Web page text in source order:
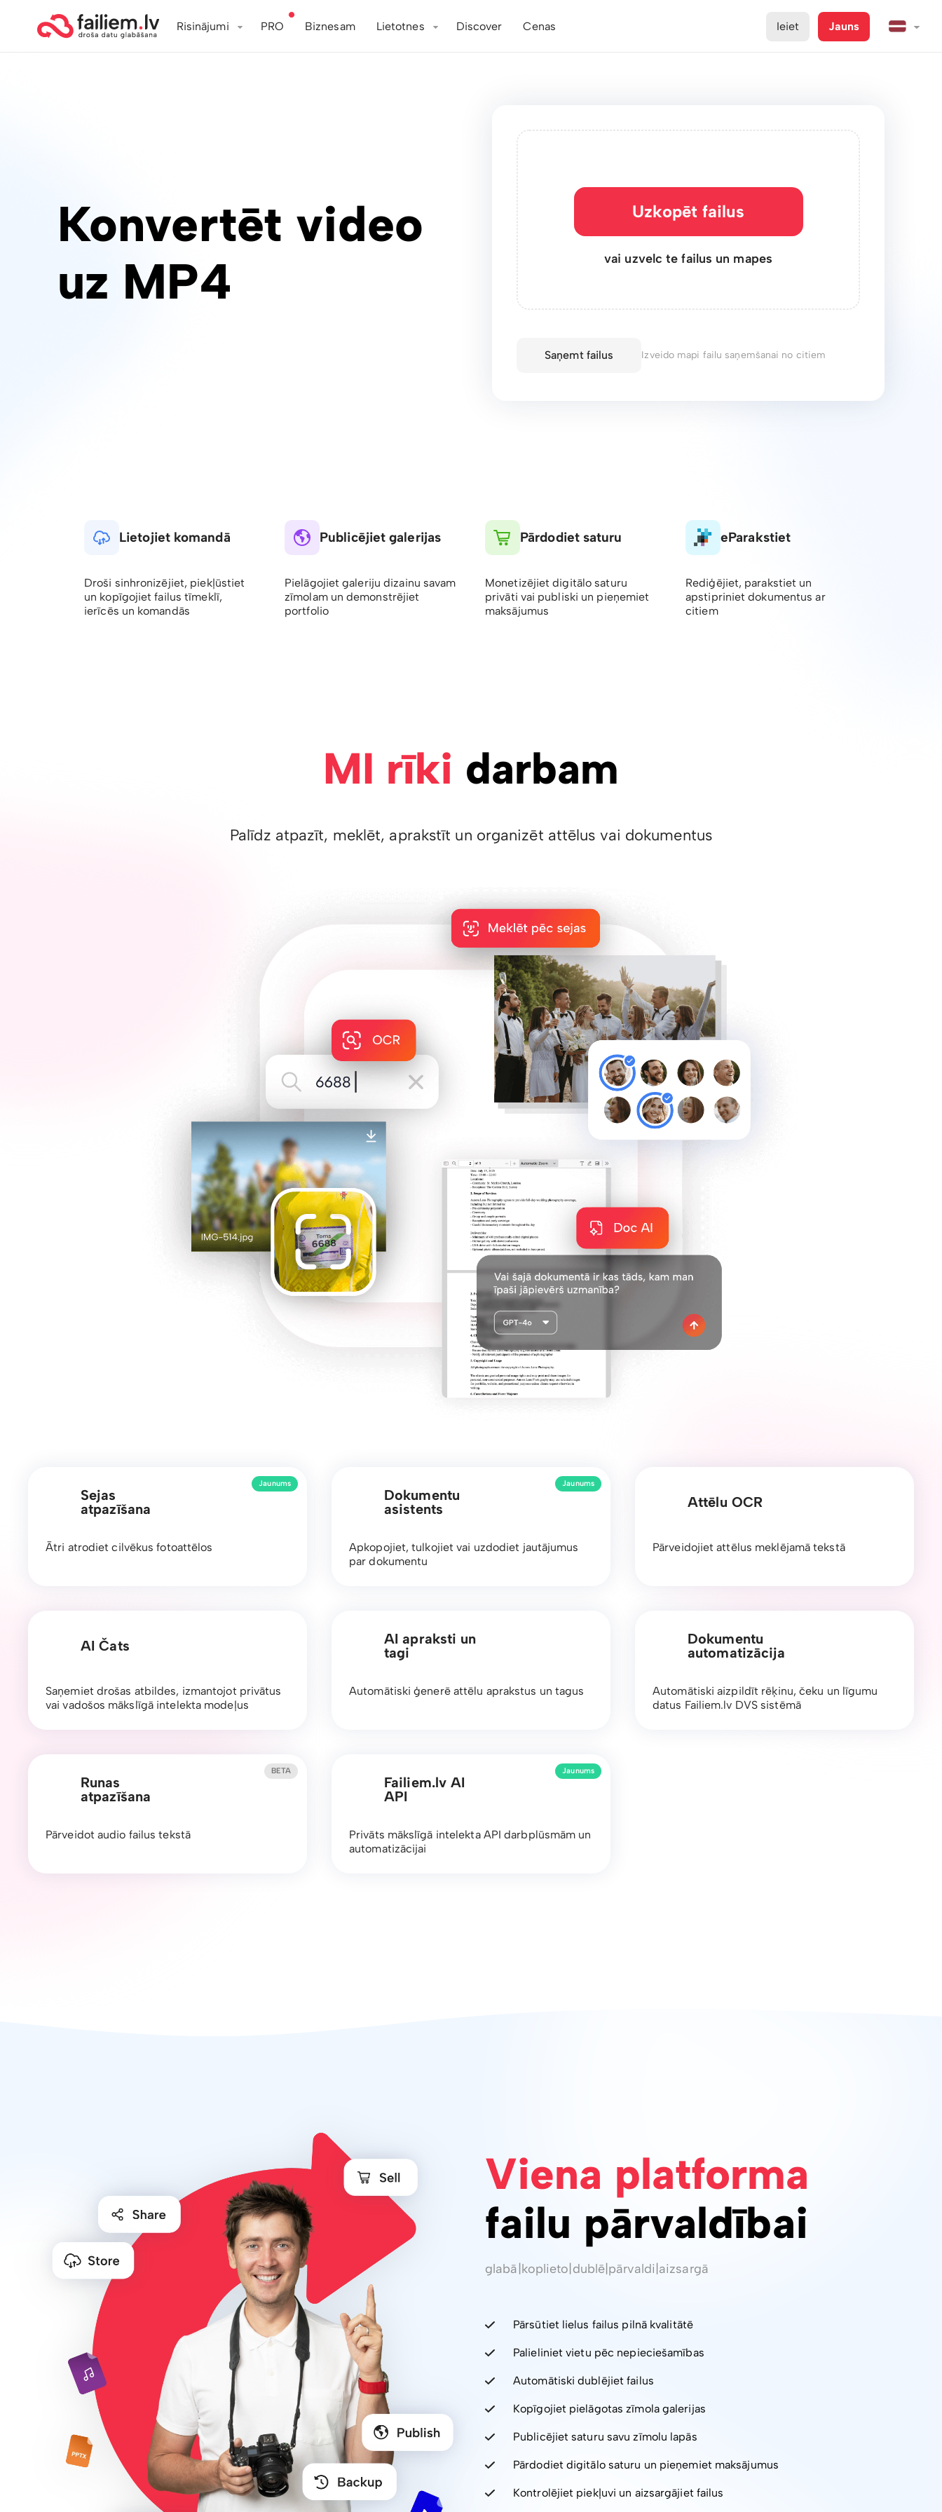
Risinājumi PRO Biznesam Lietotnes Discover Cenas Ieiet Jauns
Konvertēt video
uz MP4
Uzkopēt failus
vai uzvelc te failus un mapes
Saņemt failus Izveido mapi failu saņemšanai no citiem
Lietojiet komandā
Droši sinhronizējiet, piekļūstiet
un kopīgojiet failus tīmeklī,
ierīcēs un komandās
Publicējiet galerijas
Pielāgojiet galeriju dizainu savam
zīmolam un demonstrējiet
portfolio
Pārdodiet saturu
Monetizējiet digitālo saturu
privāti vai publiski un pieņemiet
maksājumus
eParakstiet
Rediģējiet, parakstiet un
apstipriniet dokumentus ar
citiem
MI rīki darbam
Palīdz atpazīt, meklēt, aprakstīt un organizēt attēlus vai dokumentus
Dokumentu
asistents
Apkopojiet, tulkojiet vai uzdodiet jautājumus
par dokumentu
Jaunums
Attēlu OCR
Pārveidojiet attēlus meklējamā tekstā
AI Čats
Saņemiet drošas atbildes, izmantojot privātus
vai vadošos mākslīgā intelekta modeļus
AI apraksti un
tagi
Automātiski ģenerē attēlu aprakstus un tagus
Dokumentu
automatizācija
Automātiski aizpildīt rēķinu, čeku un līgumu
datus Failiem.lv DVS sistēmā
Runas
atpazīšana
Pārveidot audio failus tekstā
BETA
Sejas
atpazīšana
Ātri atrodiet cilvēkus fotoattēlos
Jaunums
Failiem.lv AI
API
Privāts mākslīgā intelekta API darbplūsmām un
automatizācijai
Jaunums
Viena platforma
failu pārvaldībai
glabā koplieto dublē pārvaldi aizsargā
Pārsūtiet lielus failus pilnā kvalitātē
Palieliniet vietu pēc nepieciešamības
Automātiski dublējiet failus
Kopīgojiet pielāgotas zīmola galerijas
Publicējiet saturu savu zīmolu lapās
Pārdodiet digitālo saturu un pieņemiet maksājumus
Kontrolējiet piekļuvi un aizsargājiet failus